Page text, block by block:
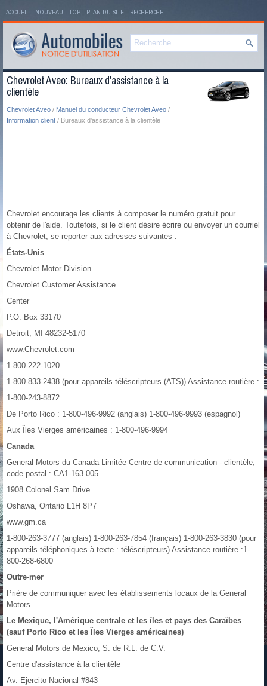
ACCUEIL NOUVEAU TOP PLAN DU SITE RECHERCHE
Chevrolet Aveo: Bureaux d'assistance à la
clientèle
Chevrolet Aveo / Manuel du conducteur Chevrolet Aveo /
Information client / Bureaux d'assistance à la clientèle
Chevrolet encourage les clients à composer le numéro gratuit pour
obtenir de l'aide. Toutefois, si le client désire écrire ou envoyer un courriel
à Chevrolet, se reporter aux adresses suivantes :
États-Unis
Chevrolet Motor Division
Chevrolet Customer Assistance
Center
P.O. Box 33170
Detroit, MI 48232-5170
www.Chevrolet.com
1-800-222-1020
1-800-833-2438 (pour appareils téléscripteurs (ATS)) Assistance routière :
1-800-243-8872
De Porto Rico : 1-800-496-9992 (anglais) 1-800-496-9993 (espagnol)
Aux Îles Vierges américaines : 1-800-496-9994
Canada
General Motors du Canada Limitée Centre de communication - clientèle,
code postal : CA1-163-005
1908 Colonel Sam Drive
Oshawa, Ontario L1H 8P7
www.gm.ca
1-800-263-3777 (anglais) 1-800-263-7854 (français) 1-800-263-3830 (pour
appareils téléphoniques à texte : téléscripteurs) Assistance routière :1-
800-268-6800
Outre-mer
Prière de communiquer avec les établissements locaux de la General
Motors.
Le Mexique, l'Amérique centrale et les îles et pays des Caraïbes
(sauf Porto Rico et les Îles Vierges américaines)
General Motors de Mexico, S. de R.L. de C.V.
Centre d'assistance à la clientèle
Av. Ejercito Nacional #843